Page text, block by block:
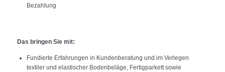
Bezahlung
Das bringen Sie mit:
Fundierte Erfahrungen in Kundenberatung und im Verlegen
textiler und elastischer Bodenbeläge, Fertigparkett sowie